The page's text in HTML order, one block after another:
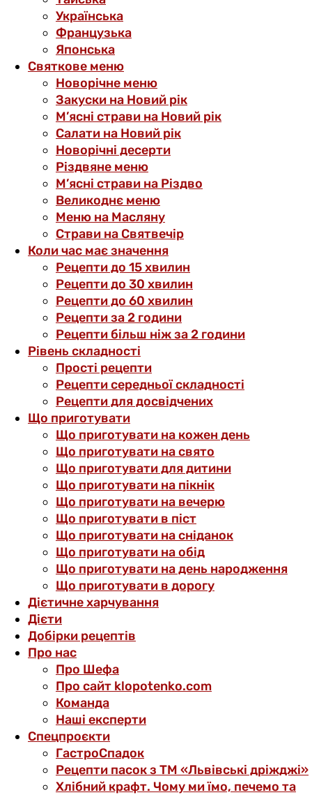
Українська
Французька
Японська
Святкове меню
Новорічне меню
Закуски на Новий рік
М’ясні страви на Новий рік
Салати на Новий рік
Новорічні десерти
Різдвяне меню
М’ясні страви на Різдво
Великоднє меню
Меню на Масляну
Страви на Святвечір
Коли час має значення
Рецепти до 15 хвилин
Рецепти до 30 хвилин
Рецепти до 60 хвилин
Рецепти за 2 години
Рецепти більш ніж за 2 години
Рівень складності
Прості рецепти
Рецепти середньої складності
Рецепти для досвідчених
Що приготувати
Що приготувати на кожен день
Що приготувати на свято
Що приготувати для дитини
Що приготувати на пікнік
Що приготувати на вечерю
Що приготувати в піст
Що приготувати на сніданок
Що приготувати на обід
Що приготувати на день народження
Що приготувати в дорогу
Дієтичне харчування
Дієти
Добірки рецептів
Про нас
Про Шефа
Про сайт klopotenko.com
Команда
Наші експерти
Спецпроєкти
ГастроСпадок
Рецепти пасок з ТМ «Львівські дріжджі»
Хлібний крафт. Чому ми їмо, печемо та